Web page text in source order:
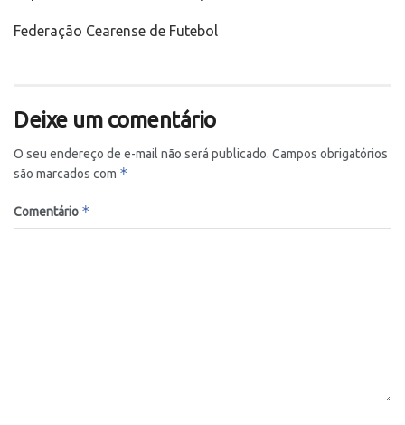
Federação Cearense de Futebol
Deixe um comentário
O seu endereço de e-mail não será publicado. Campos obrigatórios
são marcados com *
Comentário *